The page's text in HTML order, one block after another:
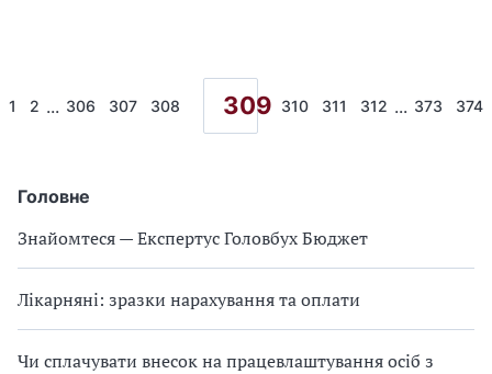
Головне
Знайомтеся — Експертус Головбух Бюджет
Лікарняні: зразки нарахування та оплати
Чи сплачувати внесок на працевлаштування осіб з
1 2 ... 306 307 308 309 310 311 312 ... 373 374